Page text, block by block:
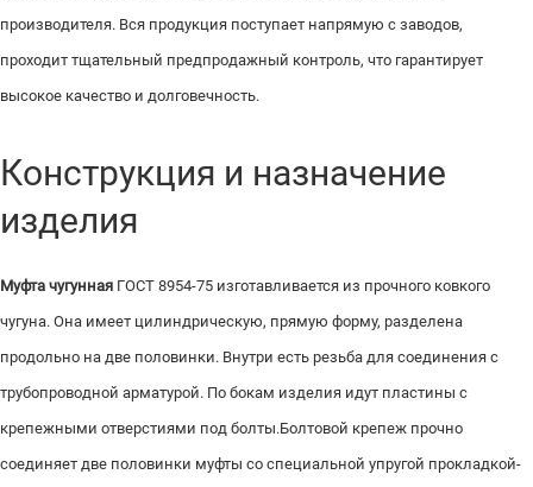
производителя. Вся продукция поступает напрямую с заводов,
проходит тщательный предпродажный контроль, что гарантирует
высокое качество и долговечность.
Конструкция и назначение
изделия
Муфта чугунная ГОСТ 8954-75 изготавливается из прочного ковкого
чугуна. Она имеет цилиндрическую, прямую форму, разделена
продольно на две половинки. Внутри есть резьба для соединения с
трубопроводной арматурой. По бокам изделия идут пластины с
крепежными отверстиями под болты.Болтовой крепеж прочно
соединяет две половинки муфты со специальной упругой прокладкой-